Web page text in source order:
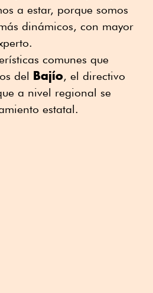
a estar, porque somos
dinámicos, con mayor
comunes que
del Bajío, el directivo
a nivel regional se
estatal.